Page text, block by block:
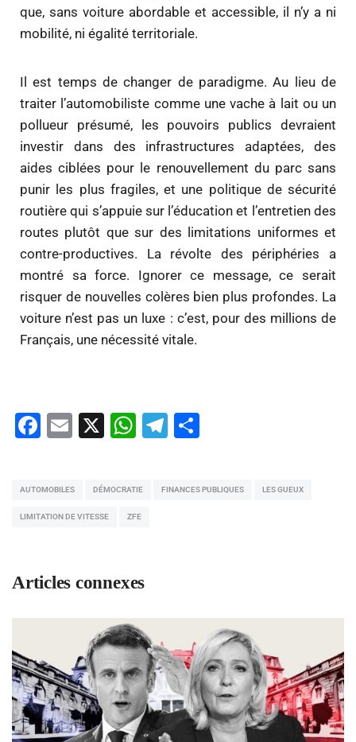
que, sans voiture abordable et accessible, il n’y a ni
mobilité, ni égalité territoriale.
Il est temps de changer de paradigme. Au lieu de
traiter l’automobiliste comme une vache à lait ou un
pollueur présumé, les pouvoirs publics devraient
investir dans des infrastructures adaptées, des
aides ciblées pour le renouvellement du parc sans
punir les plus fragiles, et une politique de sécurité
routière qui s’appuie sur l’éducation et l’entretien des
routes plutôt que sur des limitations uniformes et
contre-productives. La révolte des périphéries a
montré sa force. Ignorer ce message, ce serait
risquer de nouvelles colères bien plus profondes. La
voiture n’est pas un luxe : c’est, pour des millions de
Français, une nécessité vitale.
Facebook
Email
X WhatsApp
Telegram
AUTOMOBILES DÉMOCRATIE FINANCES PUBLIQUES LES GUEUX
LIMITATION DE VITESSE ZFE
Articles connexes